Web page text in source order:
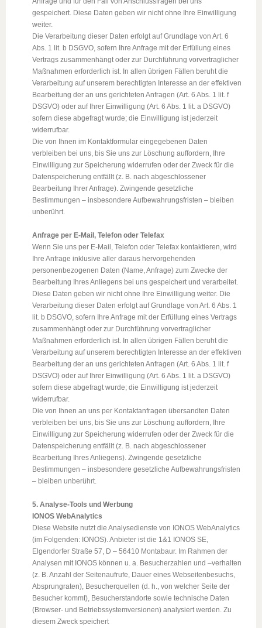
gespeichert. Diese Daten geben wir nicht ohne Ihre Einwilligung
weiter.
Die Verarbeitung dieser Daten erfolgt auf Grundlage von Art. 6
Abs. 1 lit. b DSGVO, sofern Ihre Anfrage mit der Erfüllung eines
Vertrags zusammenhängt oder zur Durchführung vorvertraglicher
Maßnahmen erforderlich ist. In allen übrigen Fällen beruht die
Verarbeitung auf unserem berechtigten Interesse an der effektiven
Bearbeitung der an uns gerichteten Anfragen (Art. 6 Abs. 1 lit. f
DSGVO) oder auf Ihrer Einwilligung (Art. 6 Abs. 1 lit. a DSGVO)
sofern diese abgefragt wurde; die Einwilligung ist jederzeit
widerrufbar.
Die von Ihnen im Kontaktformular eingegebenen Daten
verbleiben bei uns, bis Sie uns zur Löschung auffordern, Ihre
Einwilligung zur Speicherung widerrufen oder der Zweck für die
Datenspeicherung entfällt (z. B. nach abgeschlossener
Bearbeitung Ihrer Anfrage). Zwingende gesetzliche
Bestimmungen – insbesondere Aufbewahrungsfristen – bleiben
unberührt.
Anfrage per E-Mail, Telefon oder Telefax
Wenn Sie uns per E-Mail, Telefon oder Telefax kontaktieren, wird
Ihre Anfrage inklusive aller daraus hervorgehenden
personenbezogenen Daten (Name, Anfrage) zum Zwecke der
Bearbeitung Ihres Anliegens bei uns gespeichert und verarbeitet.
Diese Daten geben wir nicht ohne Ihre Einwilligung weiter. Die
Verarbeitung dieser Daten erfolgt auf Grundlage von Art. 6 Abs. 1
lit. b DSGVO, sofern Ihre Anfrage mit der Erfüllung eines Vertrags
zusammenhängt oder zur Durchführung vorvertraglicher
Maßnahmen erforderlich ist. In allen übrigen Fällen beruht die
Verarbeitung auf unserem berechtigten Interesse an der effektiven
Bearbeitung der an uns gerichteten Anfragen (Art. 6 Abs. 1 lit. f
DSGVO) oder auf Ihrer Einwilligung (Art. 6 Abs. 1 lit. a DSGVO)
sofern diese abgefragt wurde; die Einwilligung ist jederzeit
widerrufbar.
Die von Ihnen an uns per Kontaktanfragen übersandten Daten
verbleiben bei uns, bis Sie uns zur Löschung auffordern, Ihre
Einwilligung zur Speicherung widerrufen oder der Zweck für die
Datenspeicherung entfällt (z. B. nach abgeschlossener
Bearbeitung Ihres Anliegens). Zwingende gesetzliche
Bestimmungen – insbesondere gesetzliche Aufbewahrungsfristen
– bleiben unberührt.
5. Analyse-Tools und Werbung
IONOS WebAnalytics
Diese Website nutzt die Analysedienste von IONOS WebAnalytics
(im Folgenden: IONOS). Anbieter ist die 1&1 IONOS SE,
Elgendorfer Straße 57, D – 56410 Montabaur. Im Rahmen der
Analysen mit IONOS können u. a. Besucherzahlen und –verhalten
(z. B. Anzahl der Seitenaufrufe, Dauer eines Webseitenbesuchs,
Absprungraten), Besucherquellen (d. h., von welcher Seite der
Besucher kommt), Besucherstandorte sowie technische Daten
(Browser- und Betriebssystemversionen) analysiert werden. Zu
diesem Zweck speichert